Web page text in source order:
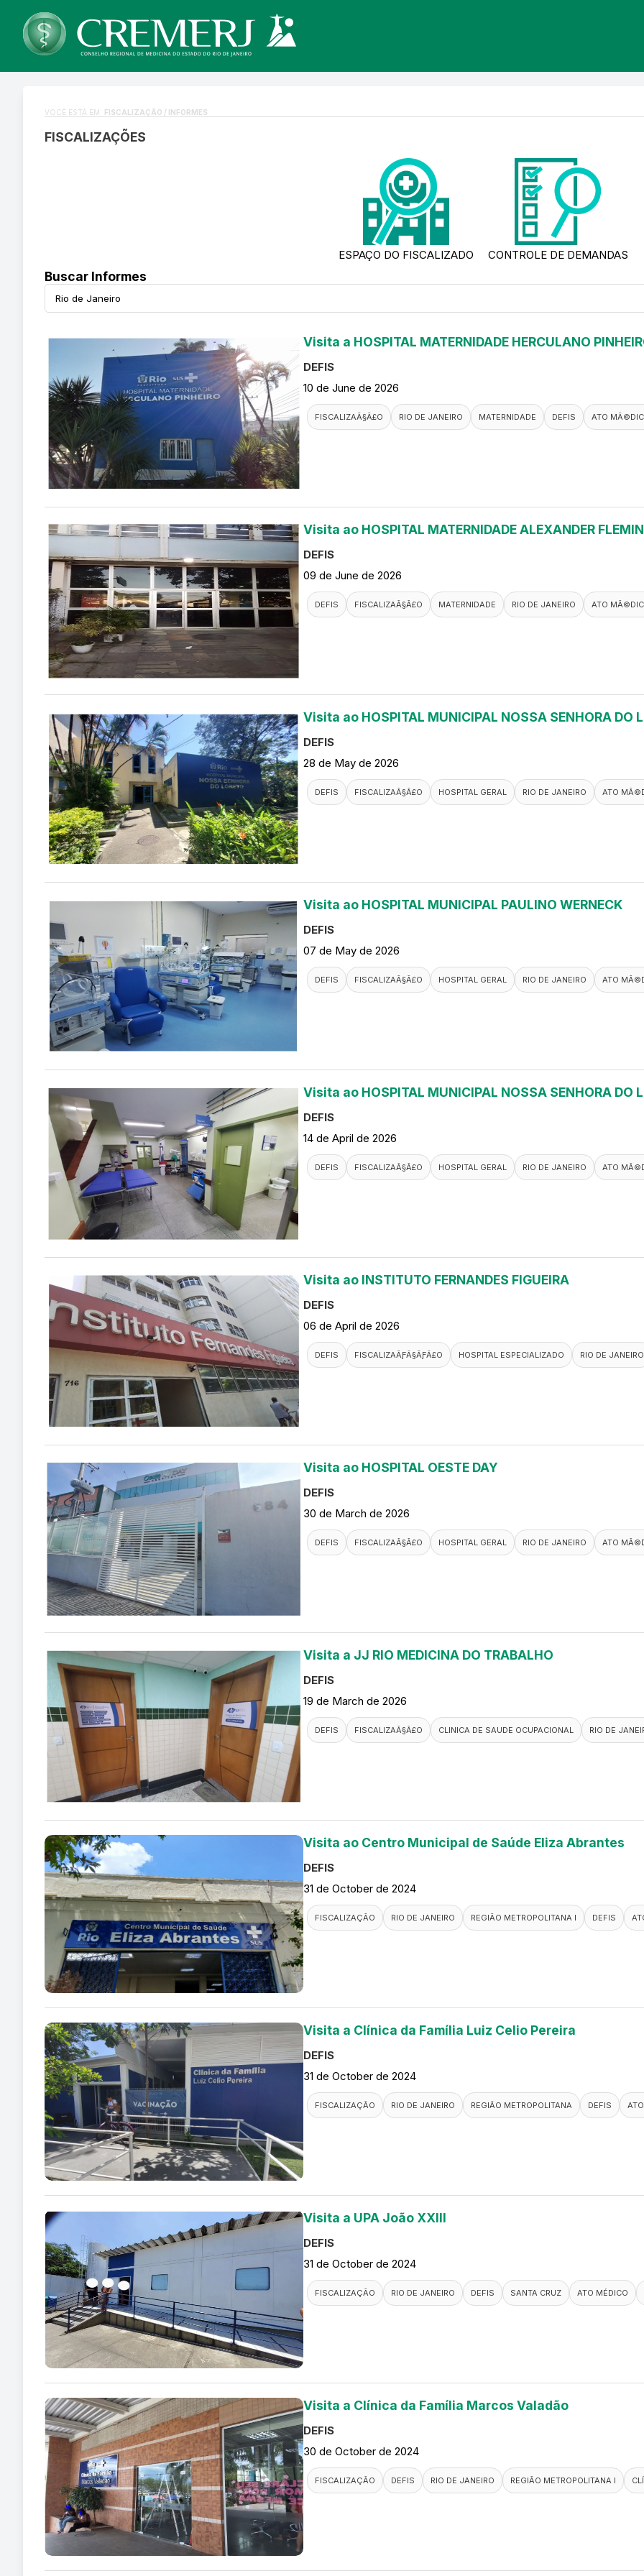
VOCÊ ESTÁ EM: FISCALIZAÇÃO / INFORMES
FISCALIZAÇÕES
ESPAÇO DO FISCALIZADO CONTROLE DE DEMANDAS
Buscar Informes
Visita a HOSPITAL MATERNIDADE HERCULANO
DEFIS
10 de June de 2026
FISCALIZAÃ§Ã£O RIO DE JANEIRO MATERNIDADE DEFIS ATO
Visita ao HOSPITAL MATERNIDADE ALEXANDER
DEFIS
09 de June de 2026
DEFIS FISCALIZAÃ§Ã£O MATERNIDADE RIO DE JANEIRO ATO
Visita ao HOSPITAL MUNICIPAL NOSSA SENHORA DO
DEFIS
28 de May de 2026
DEFIS FISCALIZAÃ§Ã£O HOSPITAL GERAL RIO DE JANEIRO ATO
Visita ao HOSPITAL MUNICIPAL PAULINO WERNECK
DEFIS
07 de May de 2026
DEFIS FISCALIZAÃ§Ã£O HOSPITAL GERAL RIO DE JANEIRO ATO
Visita ao HOSPITAL MUNICIPAL NOSSA SENHORA DO
DEFIS
14 de April de 2026
DEFIS FISCALIZAÃ§Ã£O HOSPITAL GERAL RIO DE JANEIRO ATO
Visita ao INSTITUTO FERNANDES FIGUEIRA
DEFIS
06 de April de 2026
DEFIS FISCALIZAÃƑÂ§ÃƑÂ£O HOSPITAL ESPECIALIZADO RIO DE JANEIRO
Visita ao HOSPITAL OESTE DAY
DEFIS
30 de March de 2026
DEFIS FISCALIZAÃ§Ã£O HOSPITAL GERAL RIO DE JANEIRO ATO
Visita a JJ RIO MEDICINA DO TRABALHO
DEFIS
19 de March de 2026
DEFIS FISCALIZAÃ§Ã£O CLINICA DE SAUDE OCUPACIONAL RIO DE
Visita ao Centro Municipal de Saúde Eliza Abrantes
DEFIS
31 de October de 2024
FISCALIZAÇÃO RIO DE JANEIRO REGIÃO METROPOLITANA I DEFIS
Visita a Clínica da Família Luiz Celio Pereira
DEFIS
31 de October de 2024
FISCALIZAÇÃO RIO DE JANEIRO REGIÃO METROPOLITANA DEFIS
Visita a UPA João XXIII
DEFIS
31 de October de 2024
FISCALIZAÇÃO RIO DE JANEIRO DEFIS SANTA CRUZ ATO MÉDICO
Visita a Clínica da Família Marcos Valadão
DEFIS
30 de October de 2024
FISCALIZAÇÃO DEFIS RIO DE JANEIRO REGIÃO METROPOLITANA I